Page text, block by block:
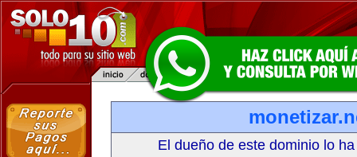
El dueño de este dominio lo